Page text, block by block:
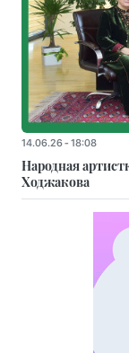
14.06.26 - 18:08
Народная
Ходжакова